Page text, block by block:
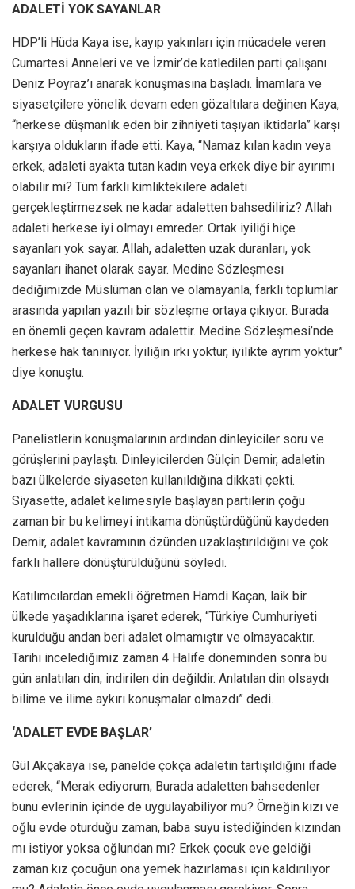
ADALETİ YOK SAYANLAR
HDP’li Hüda Kaya ise, kayıp yakınları için mücadele veren
Cumartesi Anneleri ve ve İzmir’de katledilen parti çalışanı
Deniz Poyraz’ı anarak konuşmasına başladı. İmamlara ve
siyasetçilere yönelik devam eden gözaltılara değinen Kaya,
“herkese düşmanlık eden bir zihniyeti taşıyan iktidarla” karşı
karşıya oldukların ifade etti. Kaya, “Namaz kılan kadın veya
erkek, adaleti ayakta tutan kadın veya erkek diye bir ayırımı
olabilir mi? Tüm farklı kimliktekilere adaleti
gerçekleştirmezsek ne kadar adaletten bahsediliriz? Allah
adaleti herkese iyi olmayı emreder. Ortak iyiliği hiçe
sayanları yok sayar. Allah, adaletten uzak duranları, yok
sayanları ihanet olarak sayar. Medine Sözleşmesı
dediğimizde Müslüman olan ve olamayanla, farklı toplumlar
arasında yapılan yazılı bir sözleşme ortaya çıkıyor. Burada
en önemli geçen kavram adalettir. Medine Sözleşmesi’nde
herkese hak tanınıyor. İyiliğin ırkı yoktur, iyilikte ayrım yoktur”
diye konuştu.
ADALET VURGUSU
Panelistlerin konuşmalarının ardından dinleyiciler soru ve
görüşlerini paylaştı. Dinleyicilerden Gülçin Demir, adaletin
bazı ülkelerde siyaseten kullanıldığına dikkati çekti.
Siyasette, adalet kelimesiyle başlayan partilerin çoğu
zaman bir bu kelimeyi intikama dönüştürdüğünü kaydeden
Demir, adalet kavramının özünden uzaklaştırıldığını ve çok
farklı hallere dönüştürüldüğünü söyledi.
Katılımcılardan emekli öğretmen Hamdi Kaçan, laik bir
ülkede yaşadıklarına işaret ederek, “Türkiye Cumhuriyeti
kurulduğu andan beri adalet olmamıştır ve olmayacaktır.
Tarihi incelediğimiz zaman 4 Halife döneminden sonra bu
gün anlatılan din, indirilen din değildir. Anlatılan din olsaydı
bilime ve ilime aykırı konuşmalar olmazdı” dedi.
‘ADALET EVDE BAŞLAR’
Gül Akçakaya ise, panelde çokça adaletin tartışıldığını ifade
ederek, “Merak ediyorum; Burada adaletten bahsedenler
bunu evlerinin içinde de uygulayabiliyor mu? Örneğin kızı ve
oğlu evde oturduğu zaman, baba suyu istediğinden kızından
mı istiyor yoksa oğlundan mı? Erkek çocuk eve geldiği
zaman kız çocuğun ona yemek hazırlaması için kaldırılıyor